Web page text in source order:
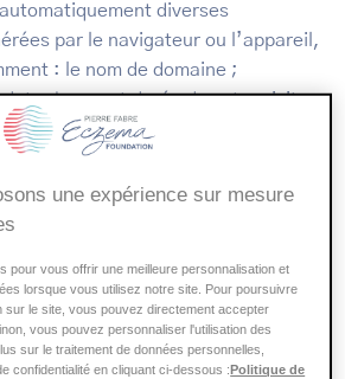
diverses
par le navigateur ou l’appareil,
: le nom de domaine ;
heure et durée de votre visite ;
le système d’exploitation et les
ces données collectées
corrélation avec les Données à
détaillées ci-dessus que vous nous
une expérience sur mesure
pour vous offrir une meilleure personnalisation et
lorsque vous utilisez notre site. Pour poursuivre
sur le site, vous pouvez directement accepter
vous pouvez personnaliser l'utilisation des
sur le traitement de données personnelles,
confidentialité en cliquant ci-dessous :Politique de